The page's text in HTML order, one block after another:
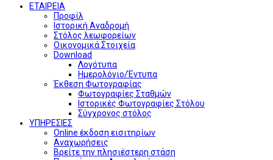
ΕΤΑΙΡΕΙΑ
Προφίλ
Ιστορική Αναδρομή
Στόλος λεωφορείων
Οικονομικά Στοιχεία
Download
Λογότυπα
Ημερολόγιο/Έντυπα
Έκθεση Φωτογραφίας
Φωτογραφίες Σταθμών
Ιστορικές Φωτογραφίες Στόλου
Σύγχρονος στόλος
ΥΠΗΡΕΣΙΕΣ
Online έκδοση εισιτηρίων
Αναχωρήσεις
Βρείτε την πλησιέστερη στάση